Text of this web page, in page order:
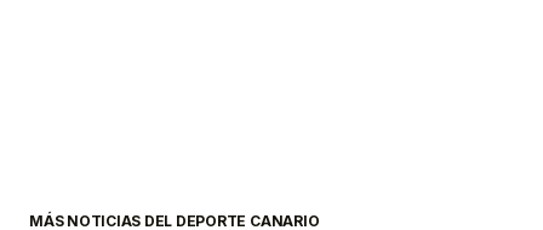
MÁS NOTICIAS DEL DEPORTE CANARIO